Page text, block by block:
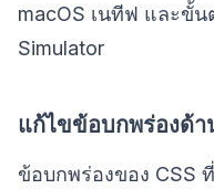
macOS เนทีฟ และขั้
Simulator
แก้ไขข้อบกพร่องด้า
ข้อบกพร่องของ CSS